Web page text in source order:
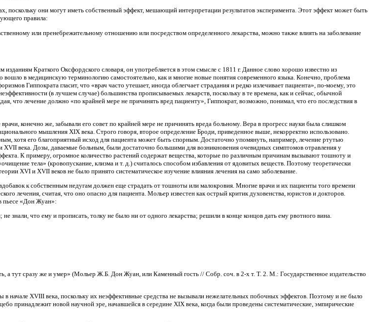
поскольку они могут иметь собственный эффект, мешающий интерпретации результатов эксперимента. Этот эффект может быть
правила:
или пренебрежительному отношению или посредством определенного лекарства, можно также влиять на заболевание
Краткого Оксфордского словаря, он употребляется в этом смысле с 1811 г. Данное слово хорошо известно из
вошло в медицинскую терминологию самостоятельно, как и многие новые понятия современного языка. Конечно, проблема
Гиппократа гласит, что «врач часто утешает, иногда облегчает страдания и редко излечивает пациента», по-моему, это
(в лучшем случае) большинства прописываемых лекарств, поскольку в те времена, как и сейчас, обычной
что лечение должно «по крайней мере не причинять вред пациенту», Гиппократ, возможно, понимал, что его последствия в
конечно же, забывали его совет по крайней мере не причинять вреда больному. Вера в прогресс науки была слишком
мышления XIX века. Строго говоря, второе определение Броди, приведенное выше, некорректно использовано.
хотя его благоприятный исход для пациента может быть спорным. Достаточно упомянуть, например, лечение ртутью
века. Дозы, даваемые больным, были достаточно большими для возникновения очевидных симптомов отравления у
К примеру, огромное количество растений содержат вещества, которые по различным причинам вызывают тошноту и
тела» (кровопускание, клизма и т. д.) считалось способом избавления от ядовитых веществ. Поэтому теоретически
XVI и XVII веков не было принято систематическое изучение влияния лечения на само заболевание.
к собственным недугам должен еще страдать от тошноты или малокровия. Многие врачи и их пациенты того времени
лечения, считая, что оно опасно для пациента. Мольер известен как острый критик духовенства, юристов и докторов.
пьесе «Дон Жуан»:
знали, что ему и прописать, толку не было ни от одного лекарства; решили в конце концов дать ему рвотного вина.
а тут сразу же и умер» (Мольер Ж.Б. Дон Жуан, или Каменный гость // Собр. соч. в 2-х т. Т. 2. М.: Государственное издательство
начале XVIII века, поскольку их неэффективные средства не вызывали нежелательных побочных эффектов. Поэтому и не было
принадлежит новой научной эре, начавшейся в середине XIX века, когда были проведены систематические, эмпирические